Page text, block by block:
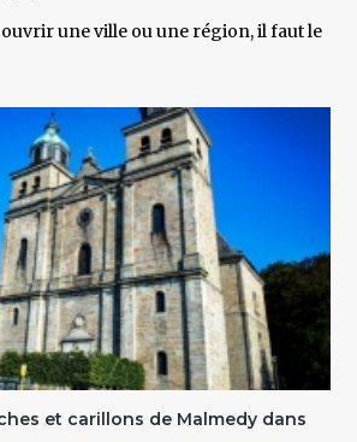
une ville ou une région, il faut le
et carillons de Malmedy dans